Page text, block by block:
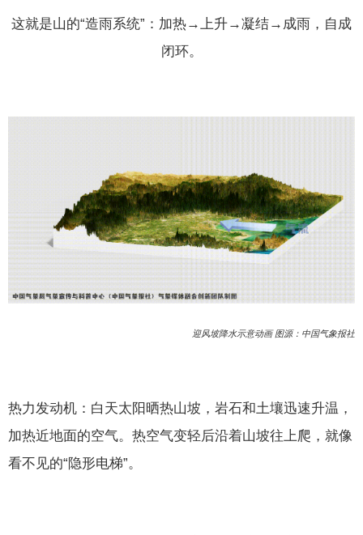
这就是山的“造雨系统”：加热→上升→凝结→成雨，自成
闭环。
迎风坡降水示意动画 图源：中国气象报社
热力发动机：白天太阳晒热山坡，岩石和土壤迅速升温，
加热近地面的空气。热空气变轻后沿着山坡往上爬，就像
看不见的“隐形电梯”。